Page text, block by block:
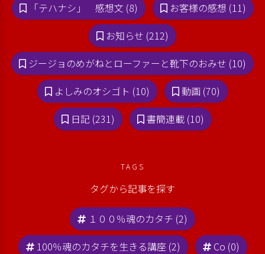
「テハナシ」 感想文 (8)
お客様の感想 (11)
お知らせ (212)
ジージョのめがねとローファーと靴下のおみせ (10)
よしみのオシゴト (10)
動画 (70)
日記 (231)
書簡連載 (10)
TAGS
タグから記事を探す
１００％魂のカタチ (2)
100％魂のカタチを生きる講座 (2)
Co (0)